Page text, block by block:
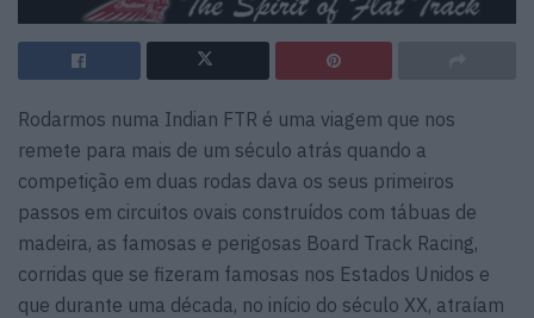
Rodarmos numa Indian FTR é uma viagem que nos
remete para mais de um século atrás quando a
competição em duas rodas dava os seus primeiros
passos em circuitos ovais construídos com tábuas de
madeira, as famosas e perigosas Board Track Racing,
corridas que se fizeram famosas nos Estados Unidos e
que durante uma década, no início do século XX, atraíam